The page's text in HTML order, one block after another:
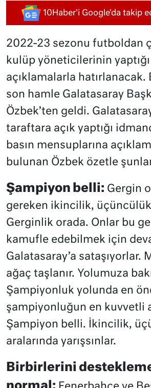
10Haber'i Google'da takip
2022-23 sezonu futboldan
kulüp yöneticilerinin
açıklamalarla hatırlanacak.
son hamle Galatasaray
Özbek’ten geldi.
taraftara açık yaptığı
basın mensuplarına
bulunan Özbek özetle
Şampiyon belli: Gergin
gereken ikincilik, üçüncülük
Gerginlik orada. Onlar bu
kamufle edebilmek için
Galatasaray’a sataşıyorlar.
ağaç taşlanır. Yolumuza
Şampiyonluk yolunda en
şampiyonluğun en kuvvetli
Şampiyon belli. İkincilik,
aralarında yarışsınlar.
Birbirlerini